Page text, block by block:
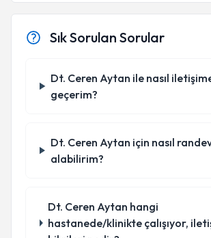
Sık Sorulan Sorular
Dt. Ceren Aytan ile nasıl
geçerim?
Dt. Ceren Aytan için nasıl
alabilirim?
Dt. Ceren Aytan hangi
hastanede/klinikte çalışıyor,